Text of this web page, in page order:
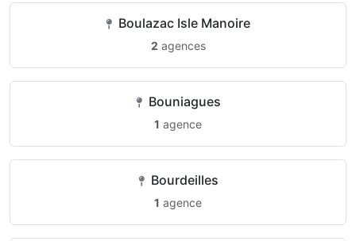
Boulazac Isle Manoire
2 agences
Bouniagues
1 agence
Bourdeilles
1 agence